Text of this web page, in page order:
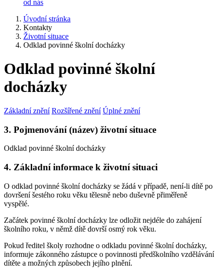
od nás
Úvodní stránka
Kontakty
Životní situace
Odklad povinné školní docházky
Odklad povinné školní
docházky
Základní znění Rozšířené znění Úplné znění
3. Pojmenování (název) životní situace
Odklad povinné školní docházky
4. Základní informace k životní situaci
O odklad povinné školní docházky se žádá v případě, není-li dítě po
dovršení šestého roku věku tělesně nebo duševně přiměřeně
vyspělé.
Začátek povinné školní docházky lze odložit nejdéle do zahájení
školního roku, v němž dítě dovrší osmý rok věku.
Pokud ředitel školy rozhodne o odkladu povinné školní docházky,
informuje zákonného zástupce o povinnosti předškolního vzdělávání
dítěte a možných způsobech jejího plnění.